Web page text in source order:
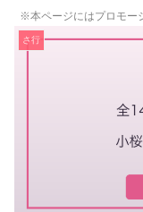
※本ページにはプロモー
さ行